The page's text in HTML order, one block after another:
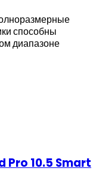
способны
диапазоне
Pro 10.5 Smart